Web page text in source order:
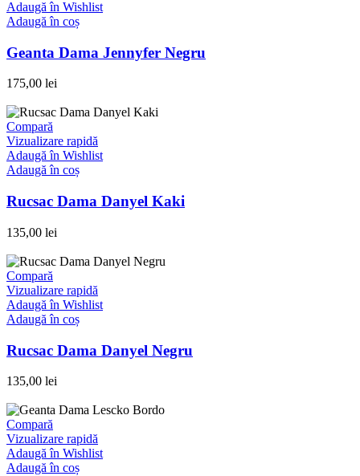
Adaugă în Wishlist
Adaugă în coș
Geanta Dama Jennyfer Negru
175,00 lei
Compară
Vizualizare rapidă
Adaugă în Wishlist
Adaugă în coș
Rucsac Dama Danyel Kaki
135,00 lei
Compară
Vizualizare rapidă
Adaugă în Wishlist
Adaugă în coș
Rucsac Dama Danyel Negru
135,00 lei
Compară
Vizualizare rapidă
Adaugă în Wishlist
Adaugă în coș